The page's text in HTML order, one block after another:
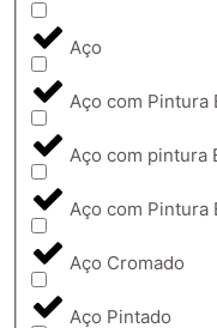
Aço
Aço com Pintura
Aço com pintura
Aço com Pintura
Aço Cromado
Aço Pintado